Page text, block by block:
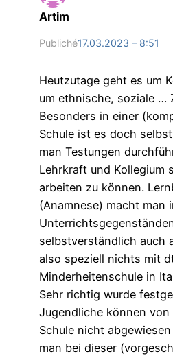
Artim
Publiché17.03.2023 – 8:51
Heutzutage geht es um
um ethnische, soziale …
Besonders in einer
Schule ist es doch
man Testungen
Lehrkraft und Kollegium
arbeiten zu können.
(Anamnese) macht man
selbstverständlich auch
also speziell nichts mit
Minderheitenschule in
Sehr richtig wurde
Jugendliche können
Schule nicht
man bei dieser